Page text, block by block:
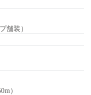
舗装）
）